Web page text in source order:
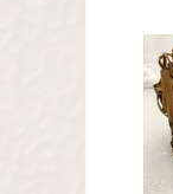
de
Piel